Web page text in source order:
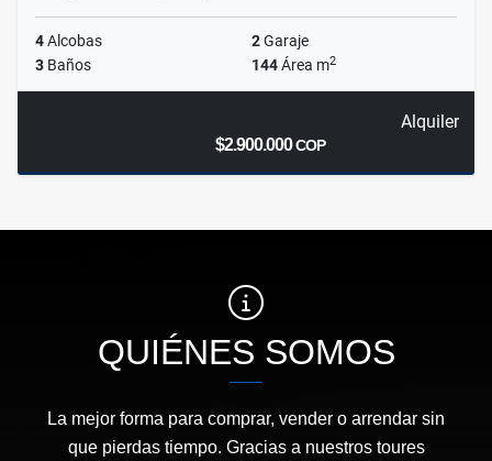
4Alcobas 2Garaje
3 Baños 144Área m2
Alquiler
$2.900.000COP
QUIÉNES SOMOS
La mejor forma para comprar, vender o arrendar sin
que pierdas tiempo. Gracias a nuestros toures